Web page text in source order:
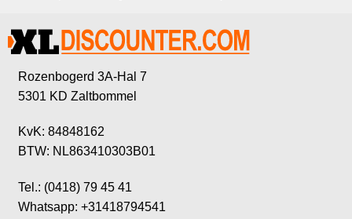
Rozenbogerd 3A-Hal 7
5301 KD Zaltbommel
KvK: 84848162
BTW: NL863410303B01
Tel.: (0418) 79 45 41
Whatsapp: +31418794541